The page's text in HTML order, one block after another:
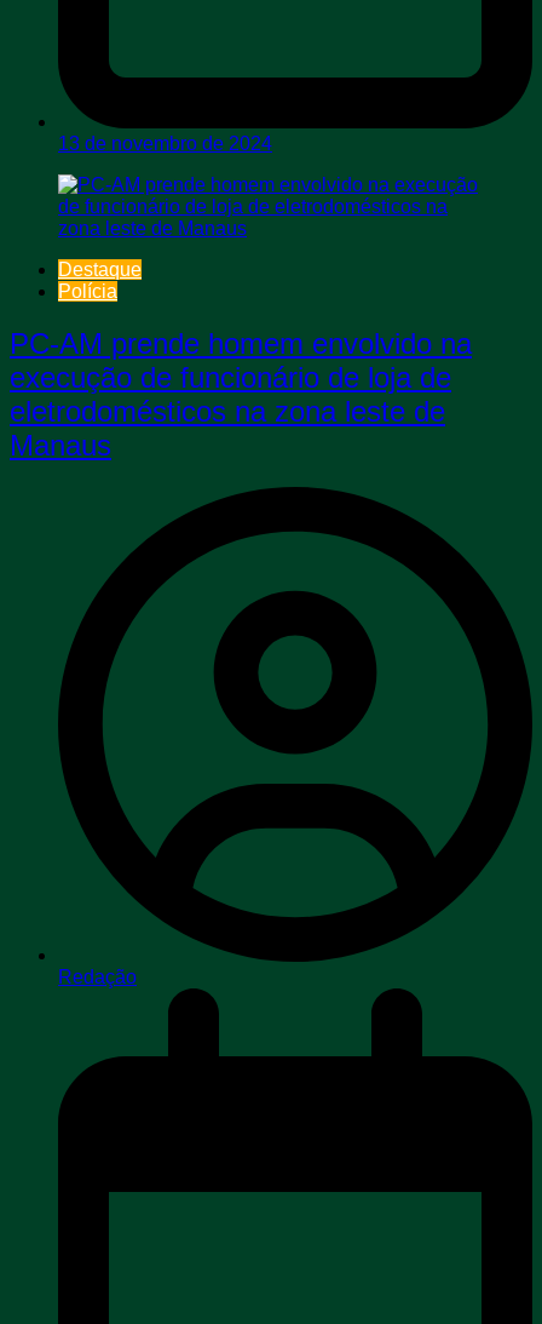
13 de novembro de 2024
Destaque
Polícia
PC-AM prende homem envolvido na
execução de funcionário de loja de
eletrodomésticos na zona leste de
Manaus
Redação